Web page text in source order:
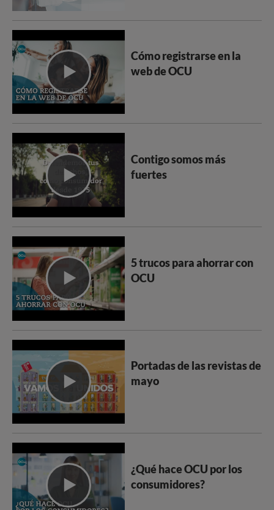
Cómo registrarse en la
web de OCU
Contigo somos más
fuertes
5 trucos para ahorrar con
OCU
Portadas de las revistas de
mayo
¿Qué hace OCU por los
consumidores?